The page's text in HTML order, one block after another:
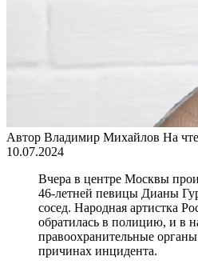
Автор Владимир Михайлов На
10.07.2024
Вчера в центре Москвы
46-летней певицы Дианы
сосед. Народная артистка
обратилась в полицию, и в
правоохранительные
причинах инцидента.